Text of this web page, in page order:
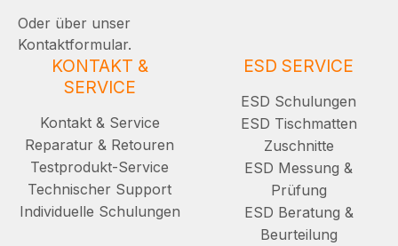
Oder über unser
Kontaktformular.
KONTAKT &
SERVICE
Kontakt & Service
Reparatur & Retouren
Testprodukt-Service
Technischer Support
Individuelle Schulungen
ESD SERVICE
ESD Schulungen
ESD Tischmatten
Zuschnitte
ESD Messung &
Prüfung
ESD Beratung &
Beurteilung